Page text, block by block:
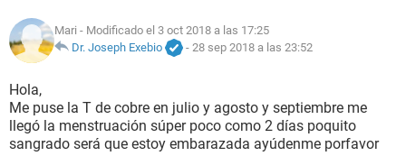
NUTRICIÓN
SEXUALIDAD
Mari - Modificado el 3 oct 2018 a las 17:25
Dr. Joseph Exebio
- 28 sep 2018 a las 23:52
Hola,
Me puse la T de cobre en julio y agosto y septiembre me
llegó la menstruación súper poco como 2 días poquito
sangrado será que estoy embarazada ayúdenme porfavor